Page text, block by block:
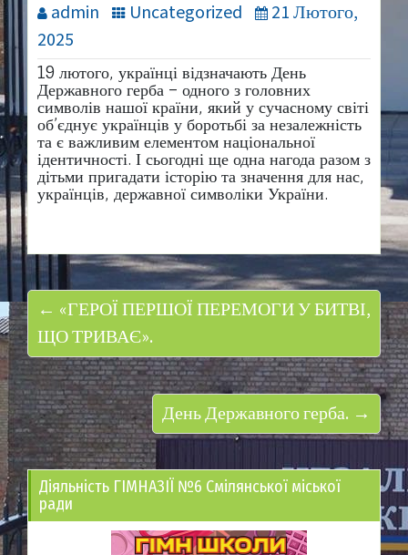
admin Uncategorized
21 Лютого,
2025
19 лютого, українці відзначають День
Державного герба – одного з головних
символів нашої країни, який у сучасному світі
об’єднує українців у боротьбі за незалежність
та є важливим елементом національної
ідентичності. І сьогодні ще одна нагода разом з
дітьми пригадати історію та значення для нас,
українців, державної символіки України.
← «ГЕРОЇ ПЕРШОЇ ПЕРЕМОГИ У БИТВІ,
ЩО ТРИВАЄ».
День Державного герба. →
Діяльність ГІМНАЗІЇ №6 Смілянської міської
ради